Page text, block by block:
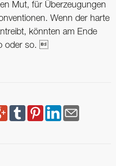
Mut, für Überzeugungen
Wenn der harte
könnten am Ende
oder so. 